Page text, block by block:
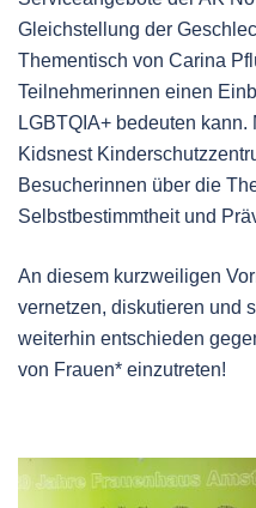
Gleichstellung der
Thementisch von Carina
Teilnehmerinnen einen
LGBTQIA+ bedeuten
Kidsnest
Besucherinnen über die
Selbstbestimmtheit und
An diesem kurzweiligen
vernetzen, diskutieren und
weiterhin entschieden
von Frauen* einzutreten!